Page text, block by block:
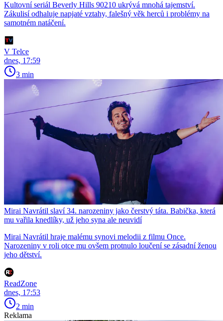
Kultovní seriál Beverly Hills 90210 ukrývá mnohá tajemství.
Zákulisí odhaluje napjaté vztahy, falešný věk herců i problémy na
samotném natáčení.
V Telce
dnes, 17:59
3 min
Mirai Navrátil slaví 34. narozeniny jako čerstvý táta. Babička, která
mu vařila knedlíky, už jeho syna ale neuvidí
Mirai Navrátil hraje malému synovi melodii z filmu Once.
Narozeniny v roli otce mu ovšem protnulo loučení se zásadní ženou
jeho dětství.
ReadZone
dnes, 17:53
2 min
Reklama